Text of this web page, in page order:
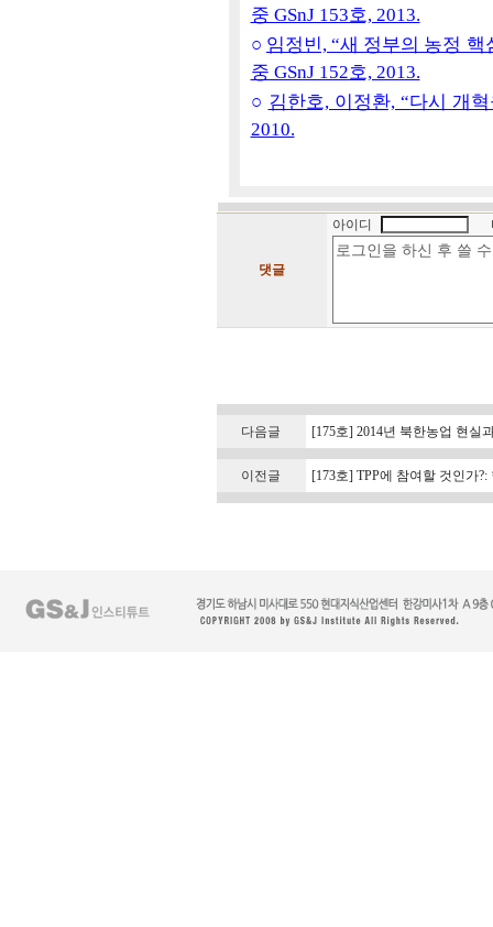
중 GSnJ 153호, 2013.
○ 임정빈, “새 정부의 농정
중 GSnJ 152호, 2013.
○ 김한호, 이정환, “다시 개
2010.
댓글
아이디
다음글 [175호] 2014년 북한농업 현실
이전글 [173호] TPP에 참여할 것인가